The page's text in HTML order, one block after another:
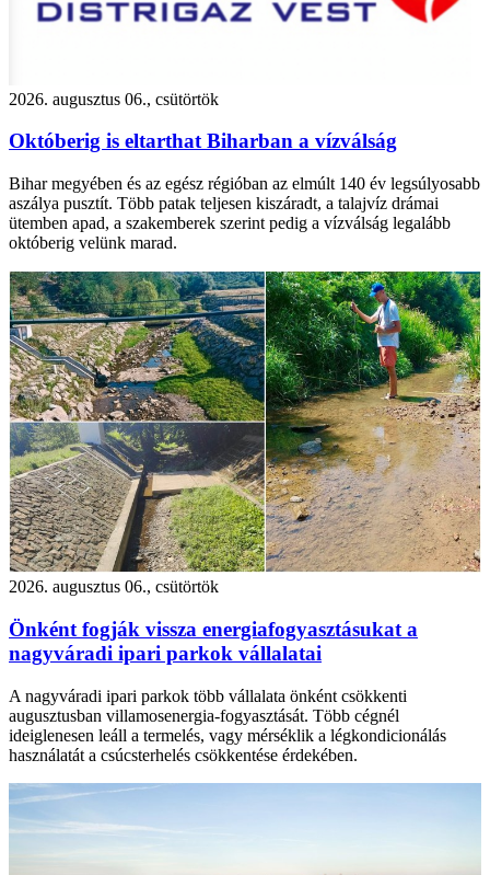
2026. augusztus 06., csütörtök
Októberig is eltarthat Biharban a vízválság
Bihar megyében és az egész régióban az elmúlt 140 év legsúlyosabb
aszálya pusztít. Több patak teljesen kiszáradt, a talajvíz drámai
ütemben apad, a szakemberek szerint pedig a vízválság legalább
októberig velünk marad.
2026. augusztus 06., csütörtök
Önként fogják vissza energiafogyasztásukat a
nagyváradi ipari parkok vállalatai
A nagyváradi ipari parkok több vállalata önként csökkenti
augusztusban villamosenergia-fogyasztását. Több cégnél
ideiglenesen leáll a termelés, vagy mérséklik a légkondicionálás
használatát a csúcsterhelés csökkentése érdekében.